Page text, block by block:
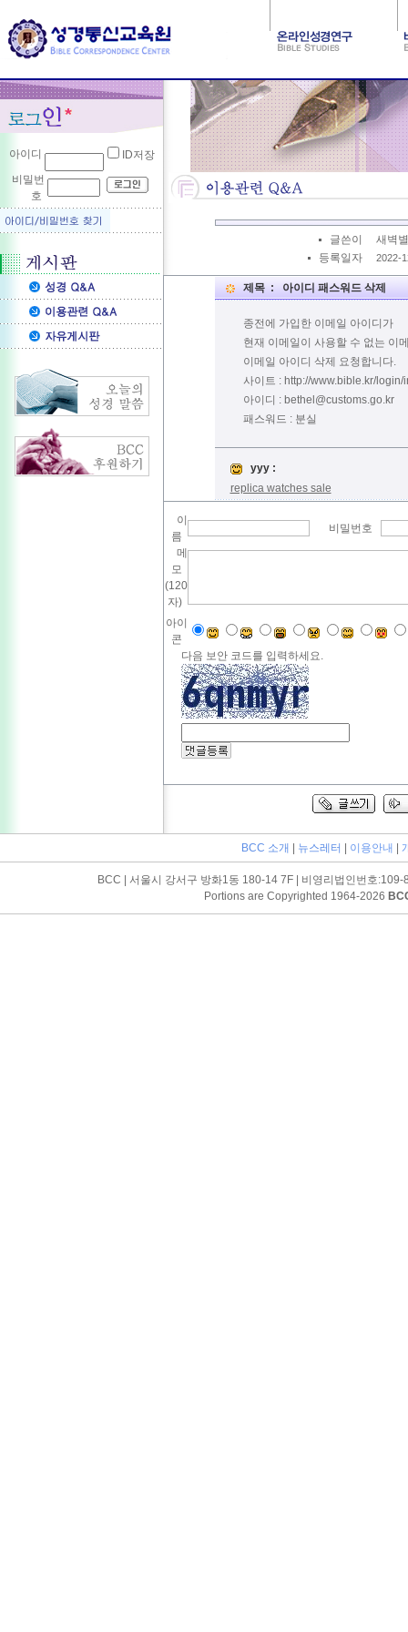
아이디
ID저장
비밀번
호
글쓴이
새벽별
등록일자
2022-
제목 : 아이디 패스워드 삭제
종전에 가입한 이메일 아이디가
현재 이메일이 사용할 수 없는 이
이메일 아이디 삭제 요청합니다.
사이트 : http://www.bible.kr/login/
아이디 : bethel@customs.go.kr
패스워드 : 분실
yyy :
replica watches sale
이
름
비밀번호
메
모
(120
자)
아이
콘
다음 보안 코드를 입력하세요.
BCC 소개 뉴스레터 이용안내
BCC | 서울시 강서구 방화1동 180-14 7F | 비영리법인번호
Portions are Copyrighted 1964-2026